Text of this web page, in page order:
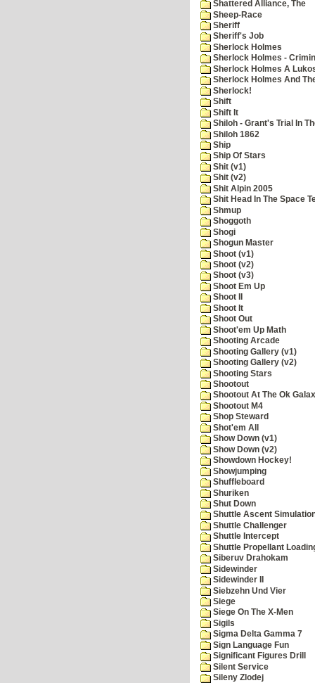
Shattered Alliance, The
Sheep-Race
Sheriff
Sheriff's Job
Sherlock Holmes
Sherlock Holmes -
Sherlock Holmes A
Sherlock Holmes And
Sherlock!
Shift
Shift It
Shiloh - Grant's Trial In
Shiloh 1862
Ship
Ship Of Stars
Shit (v1)
Shit (v2)
Shit Alpin 2005
Shit Head In The Space
Shmup
Shoggoth
Shogi
Shogun Master
Shoot (v1)
Shoot (v2)
Shoot (v3)
Shoot Em Up
Shoot II
Shoot It
Shoot Out
Shoot'em Up Math
Shooting Arcade
Shooting Gallery (v1)
Shooting Gallery (v2)
Shooting Stars
Shootout
Shootout At The Ok
Shootout M4
Shop Steward
Shot'em All
Show Down (v1)
Show Down (v2)
Showdown Hockey!
Showjumping
Shuffleboard
Shuriken
Shut Down
Shuttle Ascent
Shuttle Challenger
Shuttle Intercept
Shuttle Propellant
Siberuv Drahokam
Sidewinder
Sidewinder II
Siebzehn Und Vier
Siege
Siege On The X-Men
Sigils
Sigma Delta Gamma 7
Sign Language Fun
Significant Figures Drill
Silent Service
Sileny Zlodej